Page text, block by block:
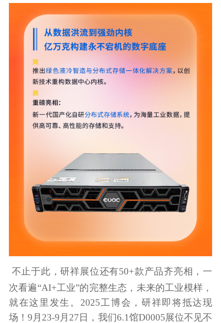
不止于此，研祥展位还有50+款产品齐亮相，一
次看遍“AI+工业”的完整生态，未来的工业模样，
就在这里发生。 2025工博会，研祥即将抵达现
场！9 月 23-9 月 27 日，我们6.1馆D0005展位不见不